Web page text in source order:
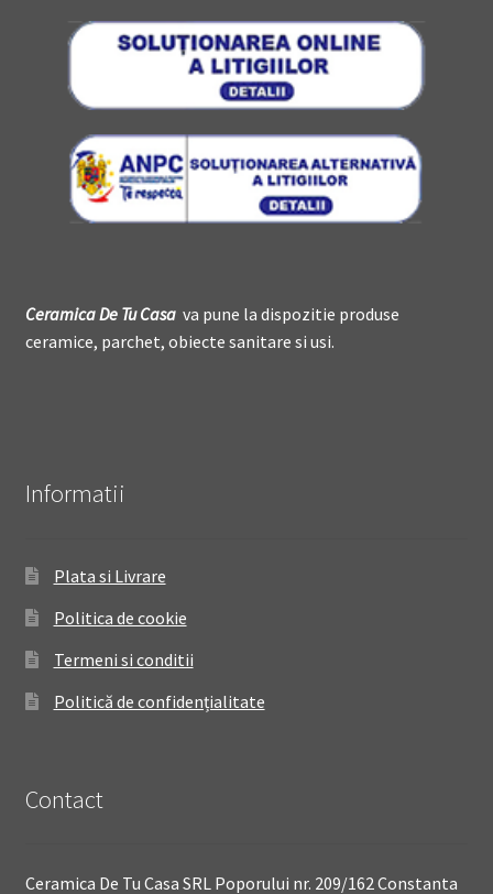
Ceramica DeTu Casava pune la dispozitie produse
ceramice, parchet, obiecte sanitare si usi.
Informatii
Plata si Livrare
Politica de cookie
Termeni si conditii
Politică de confidențialitate
Contact
Ceramica De Tu Casa SRL Poporului nr. 209/162 Constanta